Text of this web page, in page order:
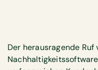
Der herausragende